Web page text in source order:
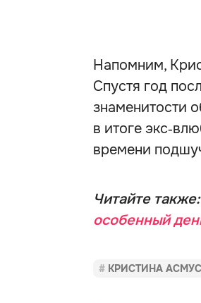
Напомним,
Спустя год
знаменитости
в итоге
времени
Читайте также:
особенный
КРИСТИНА АСМУС